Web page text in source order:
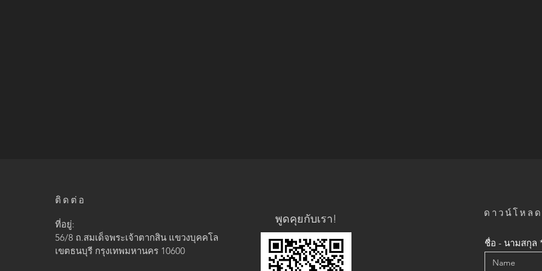
ติดต่อ
ที่อยู่:
56/8 ถ.สมเด็จพระเจ้าตากสิน แขวงบุคคโล
เขตธนบุรี กรุงเทพมหานคร 10600
พูดคุยกับเรา! ดาวน์โหล
ชื่อ - นามสกุล